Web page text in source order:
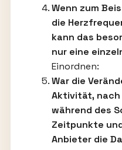
Wenn zum
die
kann das
nur eine
Einordnen:
War die
Aktivität, nach
während des
Zeitpunkte
Anbieter die